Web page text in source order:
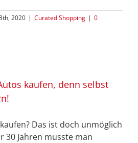
2020 | Curated Shopping | 0
kaufen, denn selbst
Das ist doch unmöglich
30 Jahren musste man